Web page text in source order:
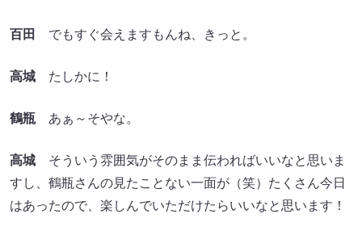
百田 でもすぐ会えますもんね、きっと。
高城 たしかに！
鶴瓶 あぁ～そやな。
高城 そういう雰囲気がそのまま伝わればいいなと思いま
すし、鶴瓶さんの見たことない一面が（笑）たくさん今日
はあったので、楽しんでいただけたらいいなと思います！